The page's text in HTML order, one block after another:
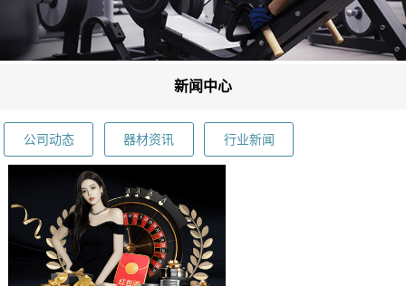
新闻中心
公司动态 器材资讯 行业新闻